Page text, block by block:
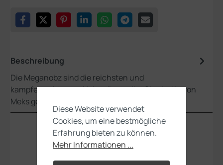
Beschreibung
Die Meganobz sind die reichsten und
kampferprobtesten Nobz, die es gibt. Sie sind in von
Meks gefertigte Megarüstungen gehü…
Diese Website verwendet
Cookies, um eine bestmögliche
Erfahrung bieten zu können.
Mehr Informationen ...